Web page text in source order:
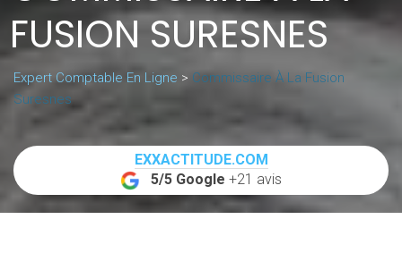
FUSION SURESNES
Expert Comptable En Ligne > Commissaire À La Fusion
Suresnes
EXXACTITUDE.COM
5/5 Google +21 avis